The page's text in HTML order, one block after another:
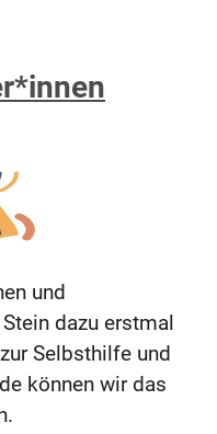
und
dazu erstmal
Selbsthilfe und
können wir das